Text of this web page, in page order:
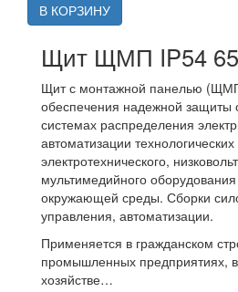
В КОРЗИНУ
Щит ЩМП IP54
Щит с монтажной панелью
обеспечения надежной защиты
системах распределения
автоматизации
электротехнического,
мультимедийного оборудования
окружающей среды. Сборки
управления, автоматизации.
Применяется в гражданском
промышленных предприятиях,
хозяйстве…